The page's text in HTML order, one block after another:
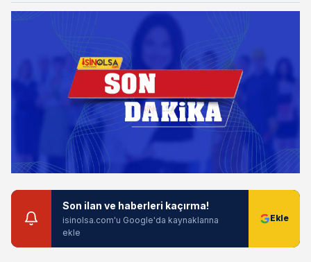
Son ilan ve haberleri kaçırma!
isinolsa.com'u Google'da kaynaklarına
ekle